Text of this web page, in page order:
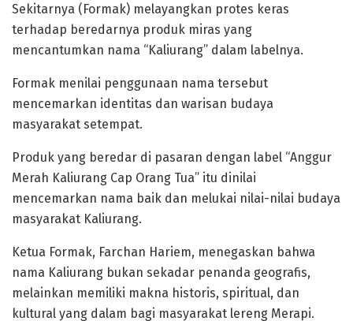
Sekitarnya (Formak) melayangkan protes keras
terhadap beredarnya produk miras yang
mencantumkan nama “Kaliurang” dalam labelnya.
Formak menilai penggunaan nama tersebut
mencemarkan identitas dan warisan budaya
masyarakat setempat.
Produk yang beredar di pasaran dengan label “Anggur
Merah Kaliurang Cap Orang Tua” itu dinilai
mencemarkan nama baik dan melukai nilai-nilai budaya
masyarakat Kaliurang.
Ketua Formak, Farchan Hariem, menegaskan bahwa
nama Kaliurang bukan sekadar penanda geografis,
melainkan memiliki makna historis, spiritual, dan
kultural yang dalam bagi masyarakat lereng Merapi.